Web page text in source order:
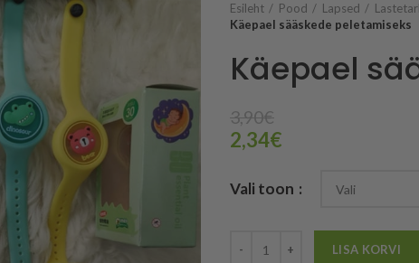
Esileht Pood Lapsed
Käepael sääskede peletamiseks
Käepael
3,90€
2,34€
Vali toon
LISA KORVI